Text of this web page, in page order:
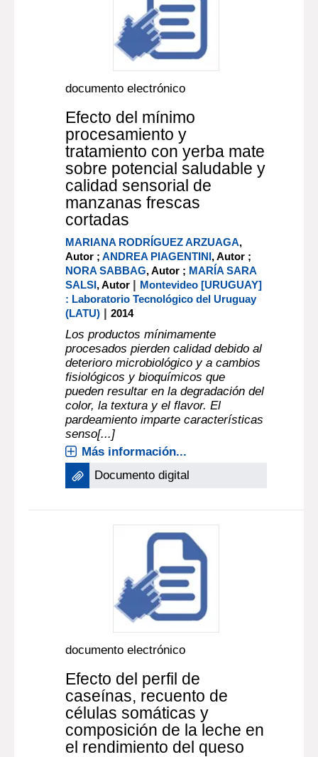
documento electrónico
Efecto del mínimo
procesamiento y
tratamiento con yerba mate
sobre potencial saludable y
calidad sensorial de
manzanas frescas
cortadas
MARIANA RODRÍGUEZ ARZUAGA,
Autor ;ANDREA PIAGENTINI, Autor ;
NORA SABBAG, Autor ; MARÍA SARA
SALSI, Autor | Montevideo [URUGUAY]
: Laboratorio Tecnológico del Uruguay
(LATU) |2014
Los productos mínimamente
procesados pierden calidad debido al
deterioro microbiológico y a cambios
fisiológicos y bioquímicos que
pueden resultar en la degradación del
color, la textura y el flavor. El
pardeamiento imparte características
senso[...]
Más información...
Documento digital
documento electrónico
Efecto del perfil de
caseínas, recuento de
células somáticas y
composición de la leche en
el rendimiento del queso